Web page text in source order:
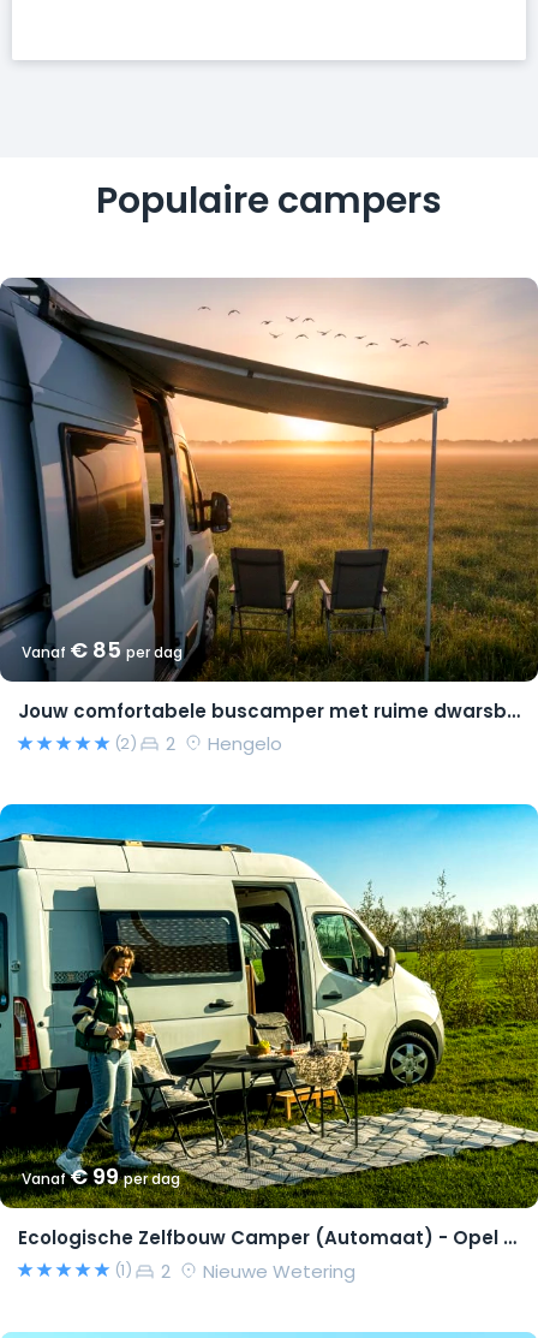
Populaire campers
Vanaf € 85per dag
Jouw comfortabele buscamper met ruime dwarsbedden en natural look(s)!
(2) 2 Hengelo
Vanaf€ 99per dag
Ecologische Zelfbouw Camper (Automaat) - Opel Movano 2015 – Richard
(1) 2 Nieuwe Wetering